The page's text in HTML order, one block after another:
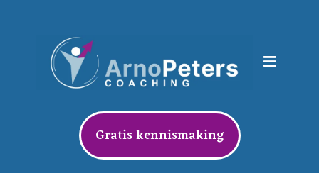
Gratis kennismaking